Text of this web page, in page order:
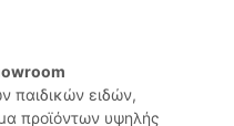
παιδικών ειδών,
προϊόντων υψηλής